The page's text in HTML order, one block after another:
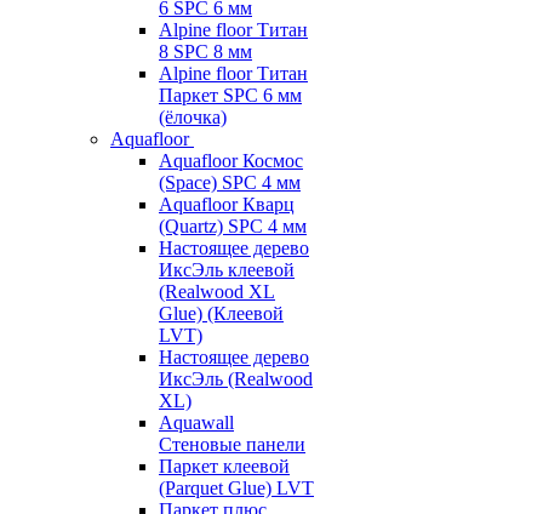
6 SPC 6 мм
Alpine floor Титан
8 SPC 8 мм
Alpine floor Титан
Паркет SPC 6 мм
(ёлочка)
Aquafloor
Aquafloor Космос
(Space) SPC 4 мм
Aquafloor Кварц
(Quartz) SPC 4 мм
Настоящее дерево
ИксЭль клеевой
(Realwood XL
Glue) (Клеевой
LVT)
Настоящее дерево
ИксЭль (Realwood
XL)
Aquawall
Стеновые панели
Паркет клеевой
(Parquet Glue) LVT
Паркет плюс